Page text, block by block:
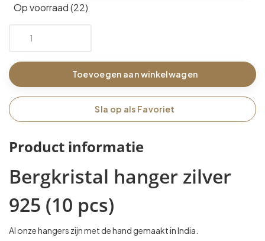
Op voorraad (22)
Toevoegen aan winkelwagen
Sla op als Favoriet
Product informatie
Bergkristal hanger zilver
925 (10 pcs)
Al onze hangers zijn met de hand gemaakt in India.